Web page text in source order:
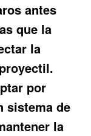
antes
que la
la
por
sistema de
la